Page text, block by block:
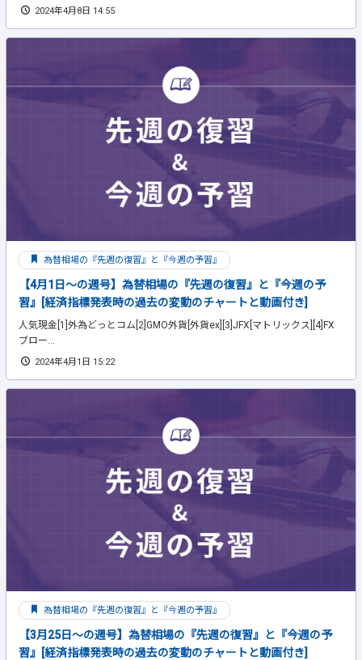
2024年4月8日 14:55
為替相場の『先週の復習』と『今週の予習』
【4月1日～の週号】為替相場の『先週の復習』と『今週の予
習』[経済指標発表時の過去の変動のチャートと動画付き]
人気現金[1]外為どっとコム[2]GMO外貨[外貨ex][3]JFX[マトリックス][4]FX
ブロー...
2024年4月1日 15:22
為替相場の『先週の復習』と『今週の予習』
【3月25日～の週号】為替相場の『先週の復習』と『今週の予
習』[経済指標発表時の過去の変動のチャートと動画付き]